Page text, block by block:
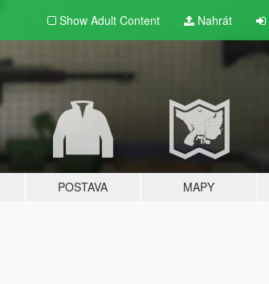
Show Adult Content Nahrát
POSTAVA MAPY